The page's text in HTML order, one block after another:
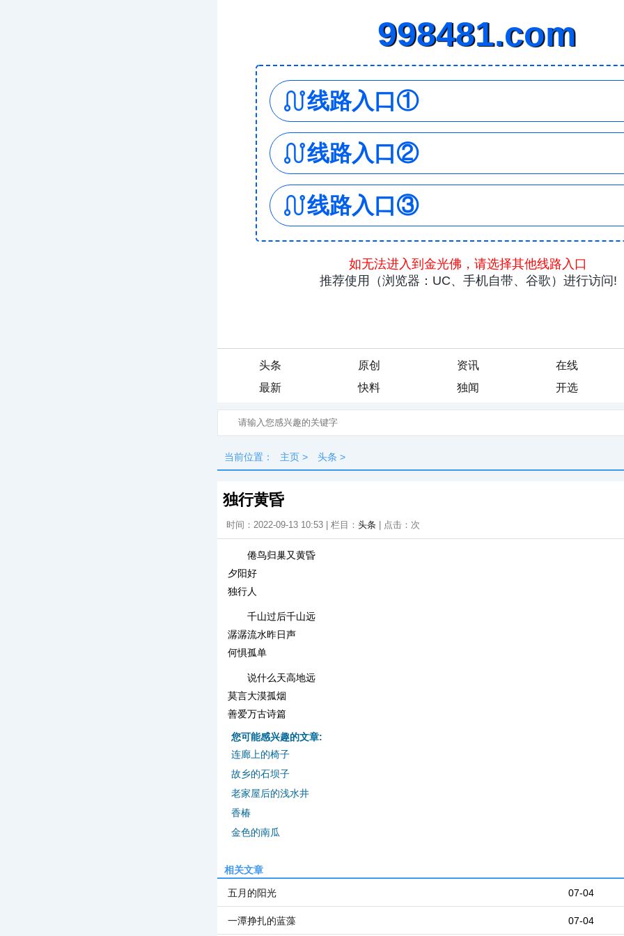
头条 原创 资讯
在线
最新
快料 独闻 开选
当前位置： 主页 > 头条 >
独行黄昏
时间：2022-09-13 10:53 | 栏目： 头条 | 点击： 次
倦鸟归巢又黄昏
夕阳好
独行人
千山过后千山远
潺潺流水昨日声
何惧孤单
说什么天高地远
莫言大漠孤烟
善爱万古诗篇
您可能感兴趣的文章:
连廊上的椅子
故乡的石坝子
老家屋后的浅水井
香椿
金色的南瓜
相关文章
07-04
五月的阳光
07-04
一潭挣扎的蓝藻